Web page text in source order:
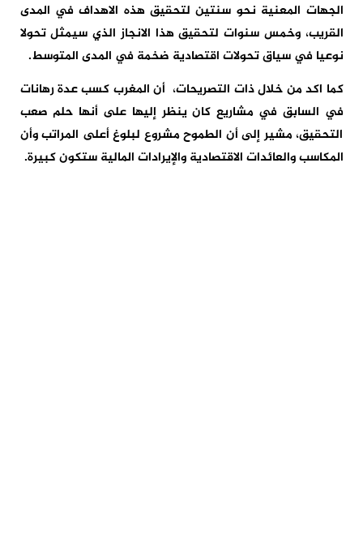
الجهات المعنية نحو سنتين لتحقيق هذه الاهداف في المدى
القريب، وخمس سنوات لتحقيق هذا الانجاز الذي سيمثل تحولا
نوعيا في سياق تحولات اقتصادية ضخمة في المدى المتوسط.
كما اكد من خلال ذات التصريحات، أن المغرب كسب عدة رهانات
في السابق في مشاريع كان ينظر إليها على أنها حلم صعب
التحقيق، مشير إلى أن الطموح مشروع لبلوغ أعلى المراتب وأن
المكاسب والعائدات الاقتصادية والإيرادات المالية ستكون كبيرة.